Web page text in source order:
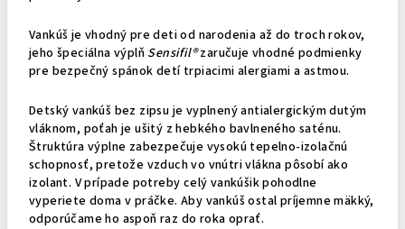
Vankúš je vhodný pre deti od narodenia až do troch rokov,
jeho špeciálna výplň Sensifil®zaručuje vhodné podmienky
pre bezpečný spánok detí trpiacimi alergiami a astmou.
Detský vankúš bez zipsu je vyplnený antialergickým dutým
vláknom, poťah je ušitý z hebkého bavlneného saténu.
Štruktúra výplne zabezpečuje vysokú tepelno-izolačnú
schopnosť, pretože vzduch vo vnútri vlákna pôsobí ako
izolant. V prípade potreby celý vankúšik pohodlne
vyperiete doma v práčke. Aby vankúš ostal príjemne mäkký,
odporúčame ho aspoň raz do roka oprať.